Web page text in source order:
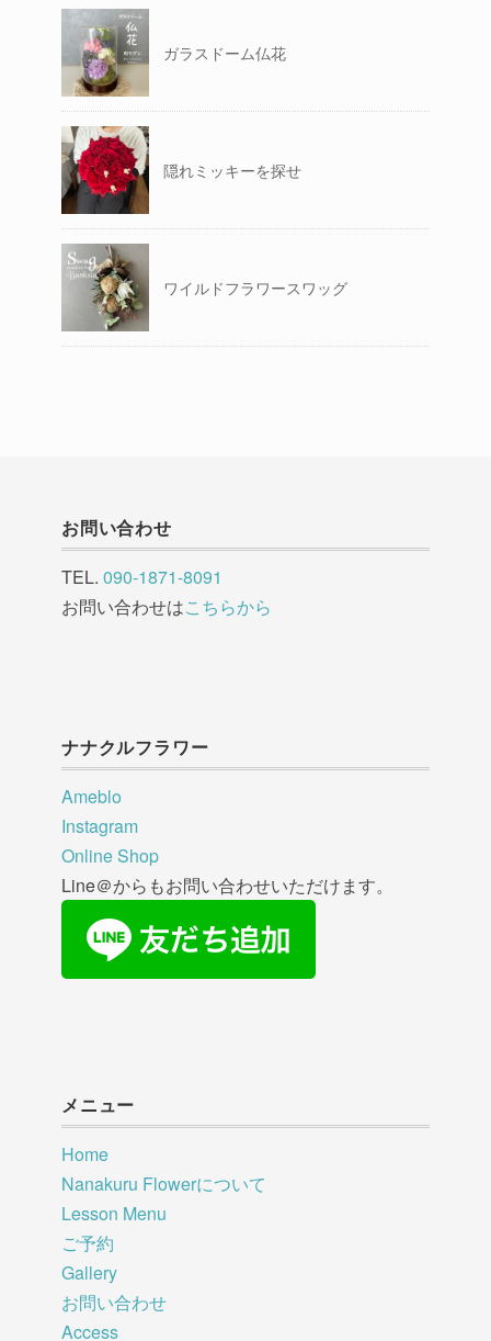
ガラスドーム仏花
隠れミッキーを探せ
ワイルドフラワースワッグ
お問い合わせ
TEL. 090-1871-8091
お問い合わせはこちらから
ナナクルフラワー
Ameblo
Instagram
Online Shop
Line＠からもお問い合わせいただけます。
メニュー
Home
Nanakuru Flowerについて
Lesson Menu
ご予約
Gallery
お問い合わせ
Access